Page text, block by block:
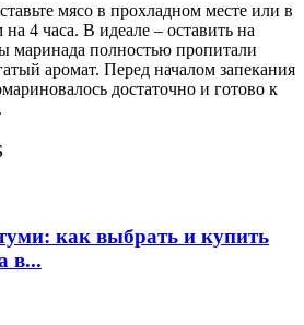
мясо в прохладном месте или в
4 часа. В идеале – оставить на
маринада полностью пропитали
аромат. Перед началом запекания
достаточно и готово к
как выбрать и купить
в...